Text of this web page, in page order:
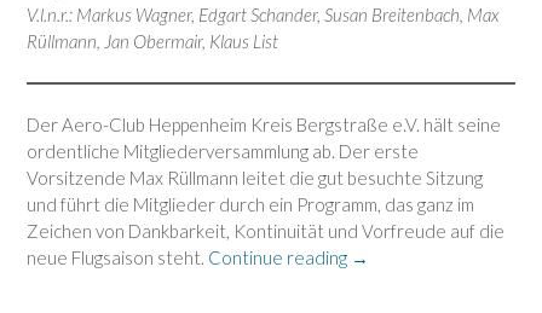
V.l.n.r.: Markus Wagner, Edgart Schander, Susan Breitenbach, Max
Rüllmann, Jan Obermair, Klaus List
Der Aero-Club Heppenheim Kreis Bergstraße e.V. hält seine
ordentliche Mitgliederversammlung ab. Der erste
Vorsitzende Max Rüllmann leitet die gut besuchte Sitzung
und führt die Mitglieder durch ein Programm, das ganz im
Zeichen von Dankbarkeit, Kontinuität und Vorfreude auf die
neue Flugsaison steht. Continue reading „Generationswechsel
→